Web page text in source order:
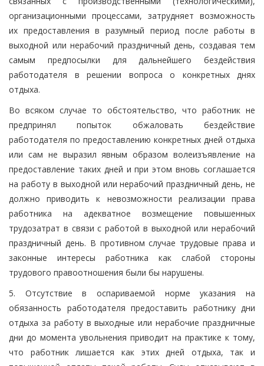
организационными процессами, затрудняет возможность
их предоставления в разумный период после работы в
выходной или нерабочий праздничный день, создавая тем
самым предпосылки для дальнейшего бездействия
работодателя в решении вопроса о конкретных днях
отдыха.
Во всяком случае то обстоятельство, что работник не
предпринял попыток обжаловать бездействие
работодателя по предоставлению конкретных дней отдыха
или сам не выразил явным образом волеизъявление на
предоставление таких дней и при этом вновь соглашается
на работу в выходной или нерабочий праздничный день, не
должно приводить к невозможности реализации права
работника на адекватное возмещение повышенных
трудозатрат в связи с работой в выходной или нерабочий
праздничный день. В противном случае трудовые права и
законные интересы работника как слабой стороны
трудового правоотношения были бы нарушены.
5. Отсутствие в оспариваемой норме указания на
обязанность работодателя предоставить работнику дни
отдыха за работу в выходные или нерабочие праздничные
дни до момента увольнения приводит на практике к тому,
что работник лишается как этих дней отдыха, так и